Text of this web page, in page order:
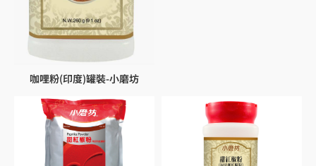
咖哩粉(印度)罐裝-小磨坊